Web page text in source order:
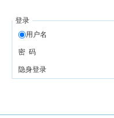
登录
用户名
密 码
隐身登录